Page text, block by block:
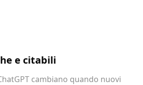
e citabili
cambiano quando nuovi